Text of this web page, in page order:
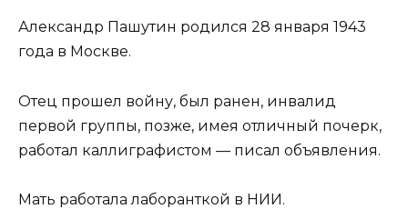
Александр Пашутин родился 28 января 1943
года в Москве.
Отец прошел войну, был ранен, инвалид
первой группы, позже, имея отличный почерк,
работал каллиграфистом — писал объявления.
Мать работала лаборанткой в НИИ.